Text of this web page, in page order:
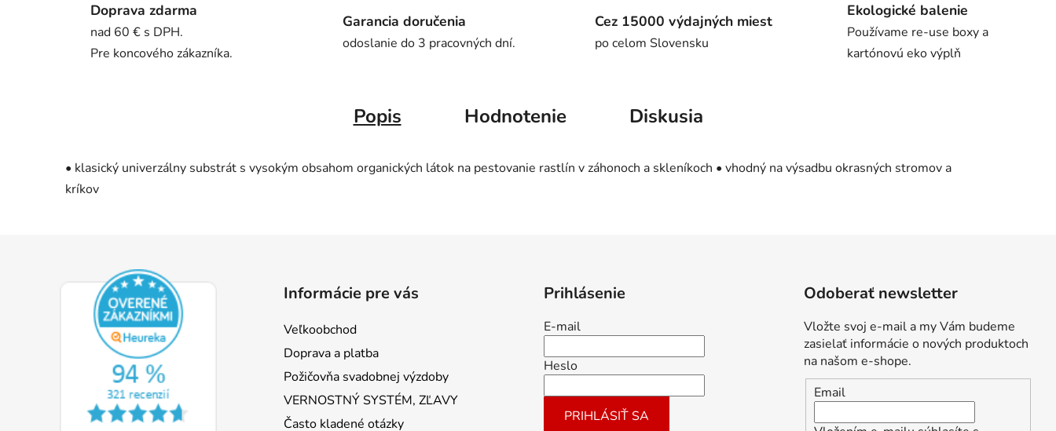
Doprava zdarma
nad 60 € s DPH.
Pre koncového zákazníka.
Garancia doručenia
odoslanie do 3 pracovných dní.
Cez 15000 výdajných miest
po celom Slovensku
Ekologické balenie
Používame re-use boxy a
kartónovú eko výplň
Popis Hodnotenie Diskusia
• klasický univerzálny substrát s vysokým obsahom organických látok na pestovanie rastlín v záhonoch a skleníkoch • vhodný na výsadbu okrasných stromov a
kríkov
Informácie pre vás
Veľkoobchod
Doprava a platba
Požičovňa svadobnej výzdoby
VERNOSTNÝ SYSTÉM, ZĽAVY
Často kladené otázky
Prihlásenie
E-mail
Heslo
PRIHLÁSIŤ SA
Odoberať newsletter
Vložte svoj e-mail a my Vám budeme
zasielať informácie o nových produktoch
na našom e-shope.
Email